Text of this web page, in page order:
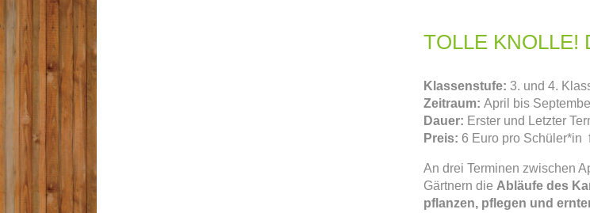
TOLLE KNOLLE!
Klassenstufe: 3. und 4.
Zeitraum: April bis
Dauer: Erster und Letzter
Preis: 6 Euro pro Schüler*in
An drei Terminen zwischen
Gärtnern die Abläufe des
pflanzen, pflegen und